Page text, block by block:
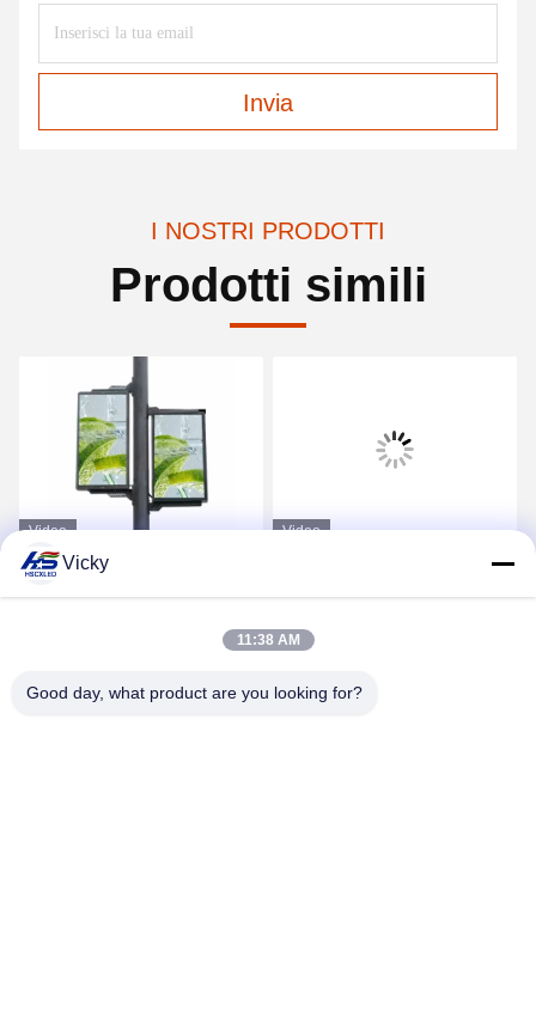
Invia
I NOSTRI PRODOTTI
Prodotti simili
Video
P4 Display LED a strisce
di lampada per strada
Ottenga il migliore prezzo
Video
LED a doppio lato
Ottenga il migliore prezzo
Vicky
11:38 AM
Good day, what product are you looking for?